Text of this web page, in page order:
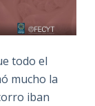
todo el
mucho la
iban